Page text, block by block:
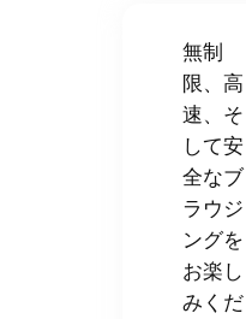
無制
限、高
速、そ
して安
全なブ
ラウジ
ングを
お楽し
みくだ